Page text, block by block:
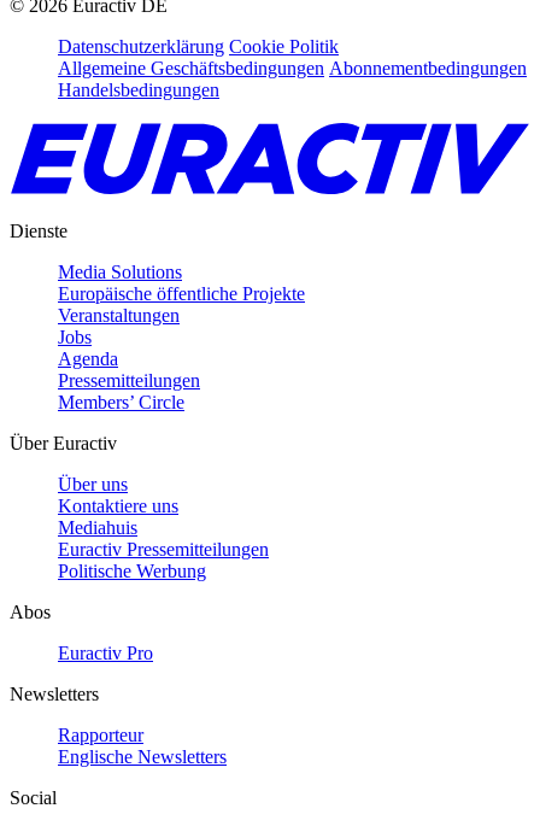
© 2026 Euractiv DE
Datenschutzerklärung Cookie Politik
Allgemeine Geschäftsbedingungen Abonnementbedingungen
Handelsbedingungen
Dienste
Media Solutions
Europäische öffentliche Projekte
Veranstaltungen
Jobs
Agenda
Pressemitteilungen
Members’ Circle
Über Euractiv
Über uns
Kontaktiere uns
Mediahuis
Euractiv Pressemitteilungen
Politische Werbung
Abos
Euractiv Pro
Newsletters
Rapporteur
Englische Newsletters
Social